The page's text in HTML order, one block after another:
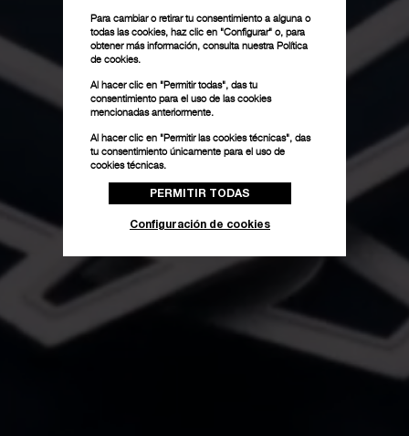
Para cambiar o retirar tu consentimiento a alguna o
todas las cookies, haz clic en "Configurar" o, para
obtener más información, consulta nuestra Política
de cookies.
Al hacer clic en "Permitir todas", das tu
consentimiento para el uso de las cookies
mencionadas anteriormente.
Al hacer clic en "Permitir las cookies técnicas", das
tu consentimiento únicamente para el uso de
cookies técnicas.
PERMITIR TODAS
Configuración de cookies